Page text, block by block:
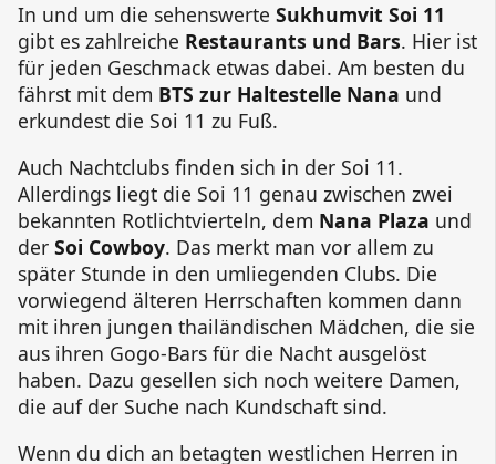
In und um die sehenswerte Sukhumvit Soi 11
gibt es zahlreiche Restaurants und Bars. Hier ist
für jeden Geschmack etwas dabei. Am besten du
fährst mit dem BTS zur Haltestelle Nana und
erkundest die Soi 11 zu Fuß.
Auch Nachtclubs finden sich in der Soi 11.
Allerdings liegt die Soi 11 genau zwischen zwei
bekannten Rotlichtvierteln, dem Nana Plaza und
der Soi Cowboy. Das merkt man vor allem zu
später Stunde in den umliegenden Clubs. Die
vorwiegend älteren Herrschaften kommen dann
mit ihren jungen thailändischen Mädchen, die sie
aus ihren Gogo-Bars für die Nacht ausgelöst
haben. Dazu gesellen sich noch weitere Damen,
die auf der Suche nach Kundschaft sind.
Wenn du dich an betagten westlichen Herren in